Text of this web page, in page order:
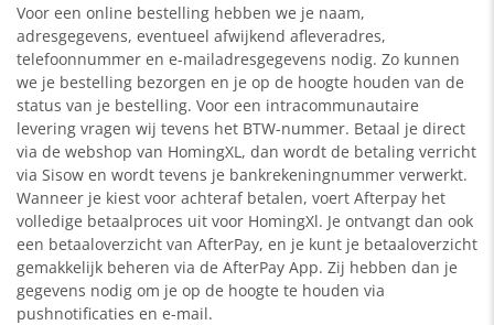
Voor een online bestelling hebben we je naam,
adresgegevens, eventueel afwijkend afleveradres,
telefoonnummer en e-mailadresgegevens nodig. Zo kunnen
we je bestelling bezorgen en je op de hoogte houden van de
status van je bestelling. Voor een intracommunautaire
levering vragen wij tevens het BTW-nummer. Betaal je direct
via de webshop van HomingXL, dan wordt de betaling verricht
via Sisow en wordt tevens je bankrekeningnummer verwerkt.
Wanneer je kiest voor achteraf betalen, voert Afterpay het
volledige betaalproces uit voor HomingXl. Je ontvangt dan ook
een betaaloverzicht van AfterPay, en je kunt je betaaloverzicht
gemakkelijk beheren via de AfterPay App. Zij hebben dan je
gegevens nodig om je op de hoogte te houden via
pushnotificaties en e-mail.